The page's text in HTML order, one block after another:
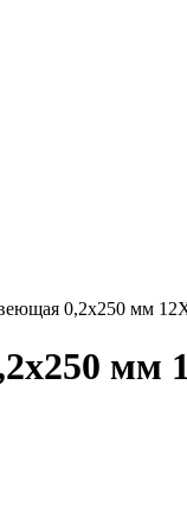
0,2х250 мм
мм